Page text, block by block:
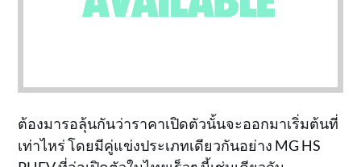
ต้องมารอลุ้นกันว่าราคาเปิดตัวนั้นจะออกมาเริ่มต้นที่
เท่าไหร่ โดยมีคู่แข่งประเภทเดียวกันอย่าง MG HS